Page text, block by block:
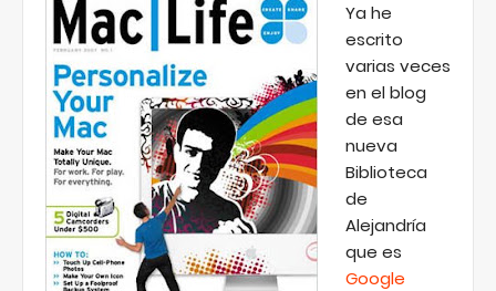
Ya he
escrito
varias veces
en el blog
de esa
nueva
Biblioteca
de
Alejandría
que es
Google